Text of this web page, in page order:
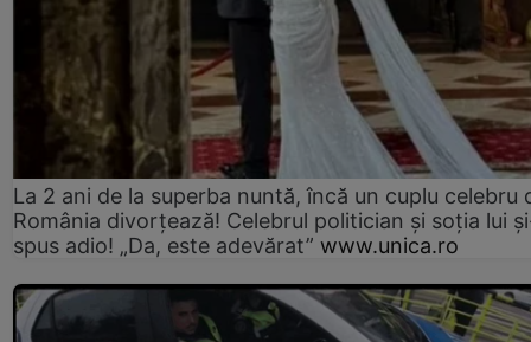
La 2 ani de la superba nuntă, încă un cuplu celebru
România divorțează! Celebrul politician și soția lui
spus adio! „Da, este adevărat” www.unica.ro